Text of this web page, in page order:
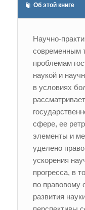
Об этой книге
Научно-
современным
проблемам
наукой и
в условиях
сфере, ее
элементы и
уделено
ускорения
прогресса, в
по правовому
развития